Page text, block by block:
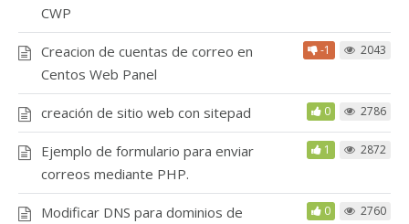
CWP
Creacion de cuentas de correo en
Centos Web Panel
-1 2043
creación de sitio web con sitepad 0 2786
Ejemplo de formulario para enviar
correos mediante PHP.
1 2872
Modificar DNS para dominios de
0 2760